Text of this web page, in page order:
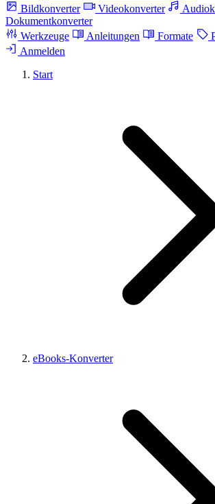
Bildkonverter
Videokonverter
Dokumentkonverter
Werkzeuge
Anleitungen Formate
Anmelden
Start
eBooks-Konverter